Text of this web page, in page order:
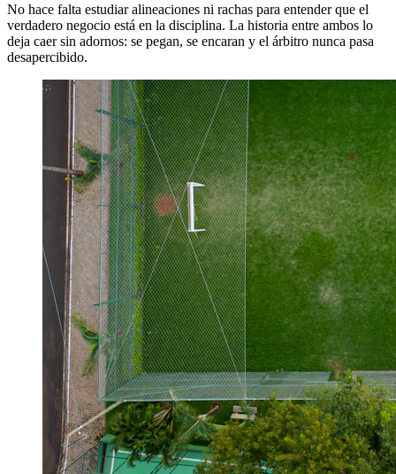
No hace falta estudiar alineaciones ni rachas para entender que el
verdadero negocio está en la disciplina. La historia entre ambos lo
deja caer sin adornos: se pegan, se encaran y el árbitro nunca pasa
desapercibido.